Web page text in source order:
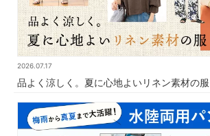
2026.07.17
品よく涼しく。夏に心地よいリネン素材の服